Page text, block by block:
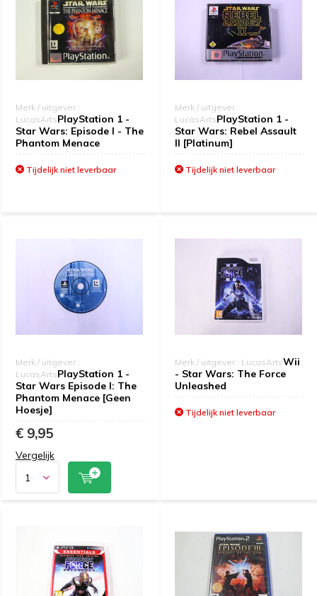
Merk / uitgever :
LucasArtsPlayStation 1 -
Star Wars: Episode I - The
Phantom Menace
Tijdelijk niet leverbaar
Merk / uitgever :
LucasArtsPlayStation 1 -
Star Wars: Rebel Assault
II [Platinum]
Tijdelijk niet leverbaar
Merk / uitgever :
LucasArtsPlayStation 1 -
Star Wars Episode I: The
Phantom Menace [Geen
Hoesje]
€ 9,95
Vergelijk
Merk / uitgever : LucasArtsWii
- Star Wars: The Force
Unleashed
Tijdelijk niet leverbaar